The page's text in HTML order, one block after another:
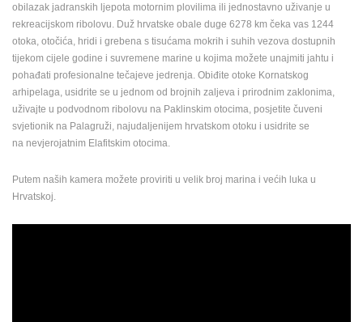
obilazak jadranskih ljepota motornim plovilima ili jednostavno uživanje u
rekreacijskom ribolovu. Duž hrvatske obale duge 6278 km čeka vas 1244
otoka, otočića, hridi i grebena s tisućama mokrih i suhih vezova dostupnih
tijekom cijele godine i suvremene marine u kojima možete unajmiti jahtu i
pohađati profesionalne tečajeve jedrenja. Obiđite otoke Kornatskog
arhipelaga, usidrite se u jednom od brojnih zaljeva i prirodnim zaklonima,
uživajte u podvodnom ribolovu na Paklinskim otocima, posjetite čuveni
svjetionik na Palagruži, najudaljenijem hrvatskom otoku i usidrite se
na nevjerojatnim Elafitskim otocima.
Putem naših kamera možete proviriti u velik broj marina i većih luka u
Hrvatskoj.